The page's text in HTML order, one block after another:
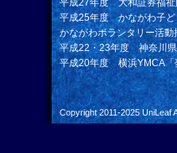
平成27年度 大和証券福祉
平成25年度 かながわ子ど
かながわボランタリー活
平成22・23年度 神奈川県
平成20年度 横浜YMCA「
Copyright 2011-2025 UniLeaf